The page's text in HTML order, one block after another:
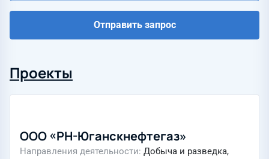
Отправить запрос
Проекты
ООО «РН-Юганскнефтегаз»
Направления деятельности Добыча и разведка,